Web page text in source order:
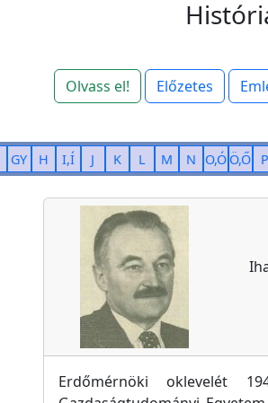
Olvass el! Előzetes
GY H I,Í J K L M N O,Ó Ö,Ő P
Erdőmérnöki oklevelét